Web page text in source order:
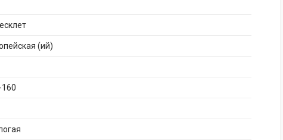
(ий)
160